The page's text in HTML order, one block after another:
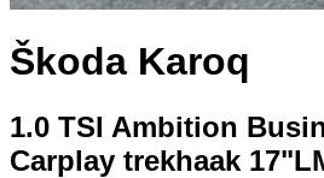
Škoda Karoq
1.0 TSI Ambition
Carplay trekhaak